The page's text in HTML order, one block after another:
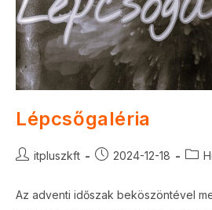
Lépcsőgaléria
Postitpluszkft
Post2024-12-18
Post
Az adventi időszak beköszöntével